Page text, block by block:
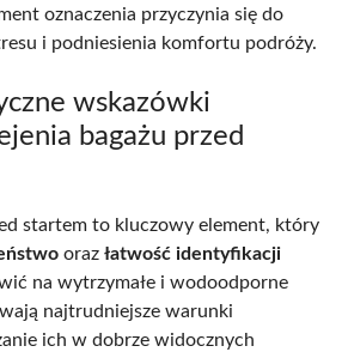
oznaczenia przyczynia się do
i podniesienia komfortu podróży.
wskazówki
bagażu przed
startem to kluczowy element, który
oraz łatwość identyfikacji
na wytrzymałe i wodoodporne
najtrudniejsze warunki
ich w dobrze widocznych